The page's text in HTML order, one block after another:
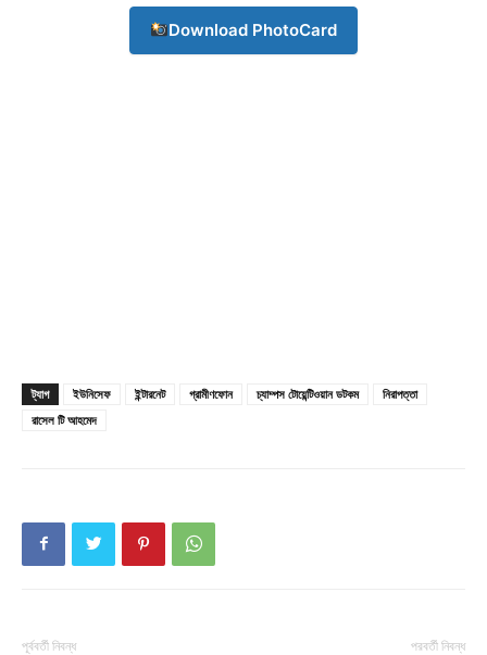
Champs21
Download PhotoCard
ট্যাগ ইউনিসেফ ইন্টারনেট গ্রামীণফোন চ্যাম্পস টোয়েন্টিওয়ান ডটকম
নিরাপত্তা
রাসেল টি আহমেদ
পূর্ববর্তী নিবন্ধ পরবর্তী নিবন্ধ